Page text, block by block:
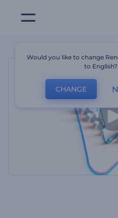
Would you like to change
to English?
CHANGE